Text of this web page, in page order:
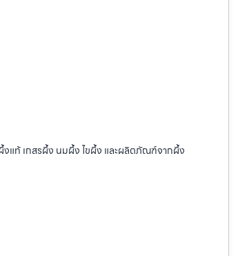
แท้ เกสรผึ้ง นมผึ้ง ไขผึ้ง และผลิตภัณฑ์จากผึ้ง